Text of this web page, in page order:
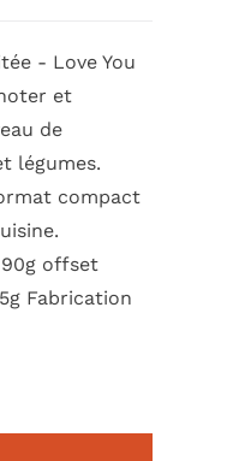
- Love You
et
de
légumes.
compact
90g offset
Fabrication